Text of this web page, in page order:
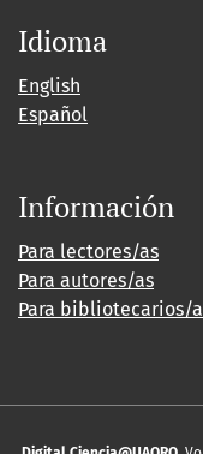
Idioma
English
Español
Información
Para lectores/as
Para autores/as
Para bibliotecarios/